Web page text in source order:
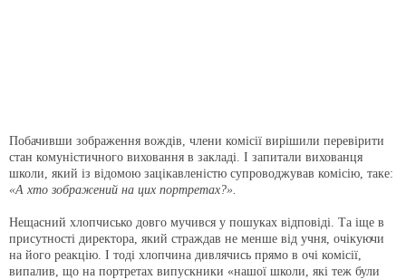
Побачивши зображення вождів, члени комісії вирішили перевірити
стан комуністичного виховання в закладі. І запитали вихованця
школи, який із відомою зацікавленістю супроводжував комісію, таке:
«А хто зображений на цих портретах?».
Нещасний хлопчисько довго мучився у пошуках відповіді. Та іще в
присутності директора, який страждав не менше від учня, очікуючи
на його реакцію. І тоді хлопчина дивлячись прямо в очі комісії,
випалив, що на портретах випускники «нашої школи, які теж були